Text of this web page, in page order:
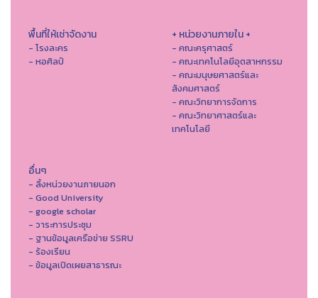
พื้นที่ให้เช่าจัดงาน
- โรงละคร
- หอศิลป์
+ หน่วยงานภายใน +
- คณะครุศาสตร์
- คณะเทคโนโลยีอุตสาหกรรม
- คณะมนุษยศาสตร์และ
สังคมศาสตร์
- คณะวิทยาการจัดการ
- คณะวิทยาศาสตร์และ
เทคโนโลยี
อื่นๆ
- ลิ้งหน่วยงานภายนอก
- Good University
- google scholar
- วาระการประชุม
- ฐานข้อมูลเครือข่าย SSRU
- ร้องเรียน
- ข้อมูลเปิดเผยสาธารณะ